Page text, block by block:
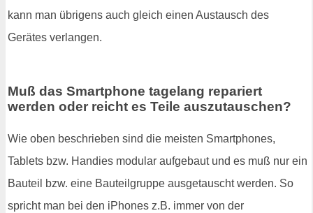
kann man übrigens auch gleich einen Austausch des
Gerätes verlangen.
Muß das Smartphone tagelang repariert
werden oder reicht es Teile auszutauschen?
Wie oben beschrieben sind die meisten Smartphones,
Tablets bzw. Handies modular aufgebaut und es muß nur ein
Bauteil bzw. eine Bauteilgruppe ausgetauscht werden. So
spricht man bei den iPhones z.B. immer von der